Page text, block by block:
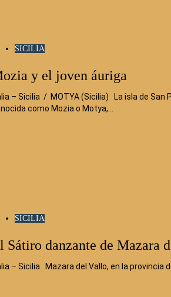
SICILIA
y el joven áuriga
– Sicilia / MOTYA (Sicilia) La isla de San
como Mozia o Motya,…
SICILIA
Sátiro danzante de Mazara
– Sicilia Mazara del Vallo, en la provincia